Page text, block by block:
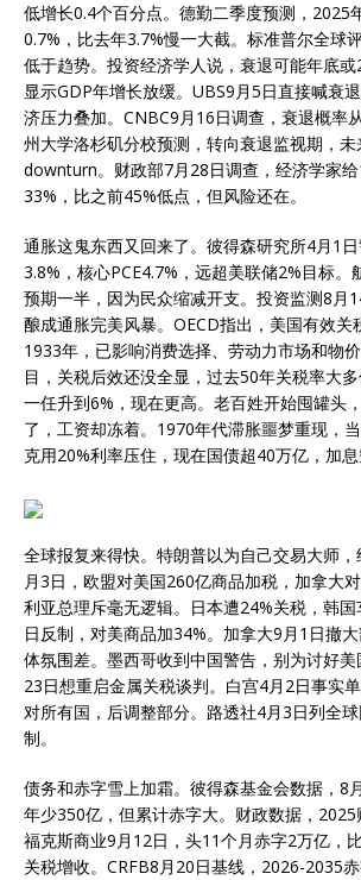
低增长0.4个百分点。德勤二季度预测，2025
0.7%，比去年3.7%慢一大截。标准普尔全球
低于趋势。投资经济学人说，衰退可能年底
显示GDP年增长放缓。UBS9月5日直接喊衰
济压力叠加。CNBC9月16日调查，衰退概率
州大学洛杉矶分校预测，转向衰退监视期，
downturn。财政部7月28日调查，经济学家
33%，比之前45%低点，但风险还在。
通胀这鬼东西又回来了。彼得森研究所4月1
3.8%，核心PCE4.7%，远超美联储2%目标。
预期一半，因为民众缩减开支。投资监测8月
酿成通胀完美风暴。OECD指出，美国有效关
1933年，已影响消费选择、劳动力市场和物
目，关税后效还没全显，过去50年关税率大
一任升到6%，现在更高。老百姓开始囤罐头
了，工资却冻着。1970年代滞胀噩梦重现，
克用20%利率压住，现在国债超40万亿，加息
全球报复来得快。特朗普以为自己交易大师
月3日，欧盟对美国260亿商品加税，加拿大
利亚总理斥毫无逻辑。日本遭24%关税，韩
日反制，对美商品加34%。加拿大9月1日撤
体氛围差。墨西哥收到中国警告，别为讨好美
23日想重启金属关税谈判。白宫4月2日事实
对所有国，后调整部分。路透社4月3日列全
制。
债务和赤字雪上加霜。彼得森基金会数据，8
年少350亿，但累计赤字大。财政数据，2025
福克斯商业9月12日，头11个月赤字2万亿，
关税增收。CRFB8月20日基线，2026-2035